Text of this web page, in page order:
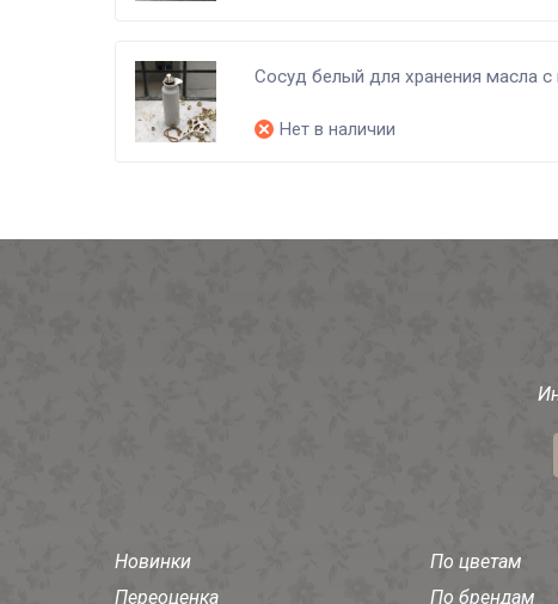
Сосуд белый для хранения масла
Нет в наличии
Новинки
Переоценка
По цветам
По брендам